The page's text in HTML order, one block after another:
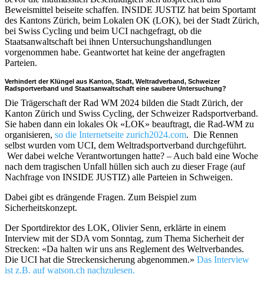
Beweismittel beiseite schaffen. INSIDE JUSTIZ hat beim Sportamt
des Kantons Zürich, beim Lokalen OK (LOK), bei der Stadt Zürich,
bei Swiss Cycling und beim UCI nachgefragt, ob die
Staatsanwaltschaft bei ihnen Untersuchungshandlungen
vorgenommen habe. Geantwortet hat keine der angefragten
Parteien.
Verhindert der Klüngel aus Kanton, Stadt, Weltradverband, Schweizer
Radsportverband und Staatsanwaltschaft eine saubere Untersuchung?
Die Trägerschaft der Rad WM 2024 bilden die Stadt Zürich, der
Kanton Zürich und Swiss Cycling, der Schweizer Radsportverband.
Sie haben dann ein lokales Ok «LOK» beauftragt, die Rad-WM zu
organisieren, so die Internetseite zurich2024.com. Die Rennen
selbst wurden vom UCI, dem Weltradsportverband durchgeführt.
Wer dabei welche Verantwortungen hatte? – Auch bald eine Woche
nach dem tragischen Unfall hüllen sich auch zu dieser Frage (auf
Nachfrage von INSIDE JUSTIZ) alle Parteien in Schweigen.
Dabei gibt es drängende Fragen. Zum Beispiel zum
Sicherheitskonzept.
Der Sportdirektor des LOK, Olivier Senn, erklärte in einem
Interview mit der SDA vom Sonntag, zum Thema Sicherheit der
Strecken: «Da halten wir uns ans Reglement des Weltverbandes.
Die UCI hat die Streckensicherung abgenommen.» Das Interview
ist z.B. auf watson.ch nachzulesen.